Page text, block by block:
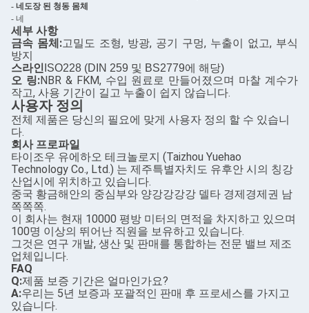
- 네 도장 된 청동 몸체
- 네
세부 사항
금속 몸체:고밀도 조형, 방광, 공기 구멍, 누출이 없고, 부식
방지
스라인 ISO228 (DIN 259 및 BS2779에 해당)
오 링:NBR & FKM, 수입 원료로 만들어졌으며 마찰 계수가
작고, 사용 기간이 길고 누출이 쉽지 않습니다.
사용자 정의
전체 제품은 당신의 필요에 맞게 사용자 정의 할 수 있습니
다.
회사 프로파일
타이조우 유에하오 테크놀로지 (Taizhou Yuehao
Technology Co., Ltd.) 는 제주특별자치도 유후안 시의 칭강
산업시에 위치하고 있습니다.
중국 황금해안의 중심부와 양강강강강 델타 경제경제권 남
쪽쪽쪽.
이 회사는 현재 10000 평방 미터의 면적을 차지하고 있으며
100명 이상의 뛰어난 직원을 보유하고 있습니다.
그것은 연구 개발, 생산 및 판매를 통합하는 전문 밸브 제조
업체입니다.
FAQ
Q:제품 보증 기간은 얼마인가요?
A:우리는 5년 보증과 포괄적인 판매 후 프로세스를 가지고
있습니다.